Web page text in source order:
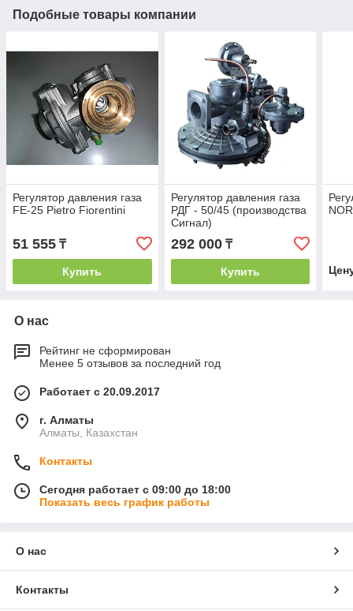
Подобные товары компании
Регулятор давления газа
FE-25 Pietro Fiorentini
51 555 ₸
Купить
Регулятор давления газа
РДГ - 50/45 (производства
Сигнал)
292 000₸
Купить
О нас
Рейтинг не сформирован
Менее 5 отзывов за последний год
Работает с 20.09.2017
г. Алматы
Алматы, Казахстан
Контакты
Сегодня работает с 09:00 до 18:00
Показать весь график работы
О нас
Контакты